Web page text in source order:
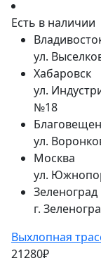
Есть в наличии
ул.
Хабаровск
ул.
№18
ул.
Москва
ул.
Зеленоград
г.
Выхлопная
21280₽